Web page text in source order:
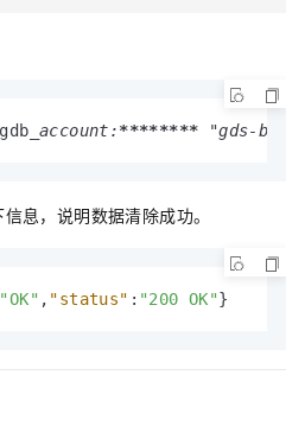
_account:******** "gds-
息，说明数据清除成功。
"OK" , "status" : "200 OK"}